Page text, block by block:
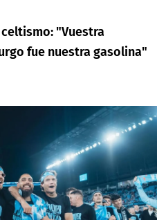
"Vuestra
fue nuestra gasolina"